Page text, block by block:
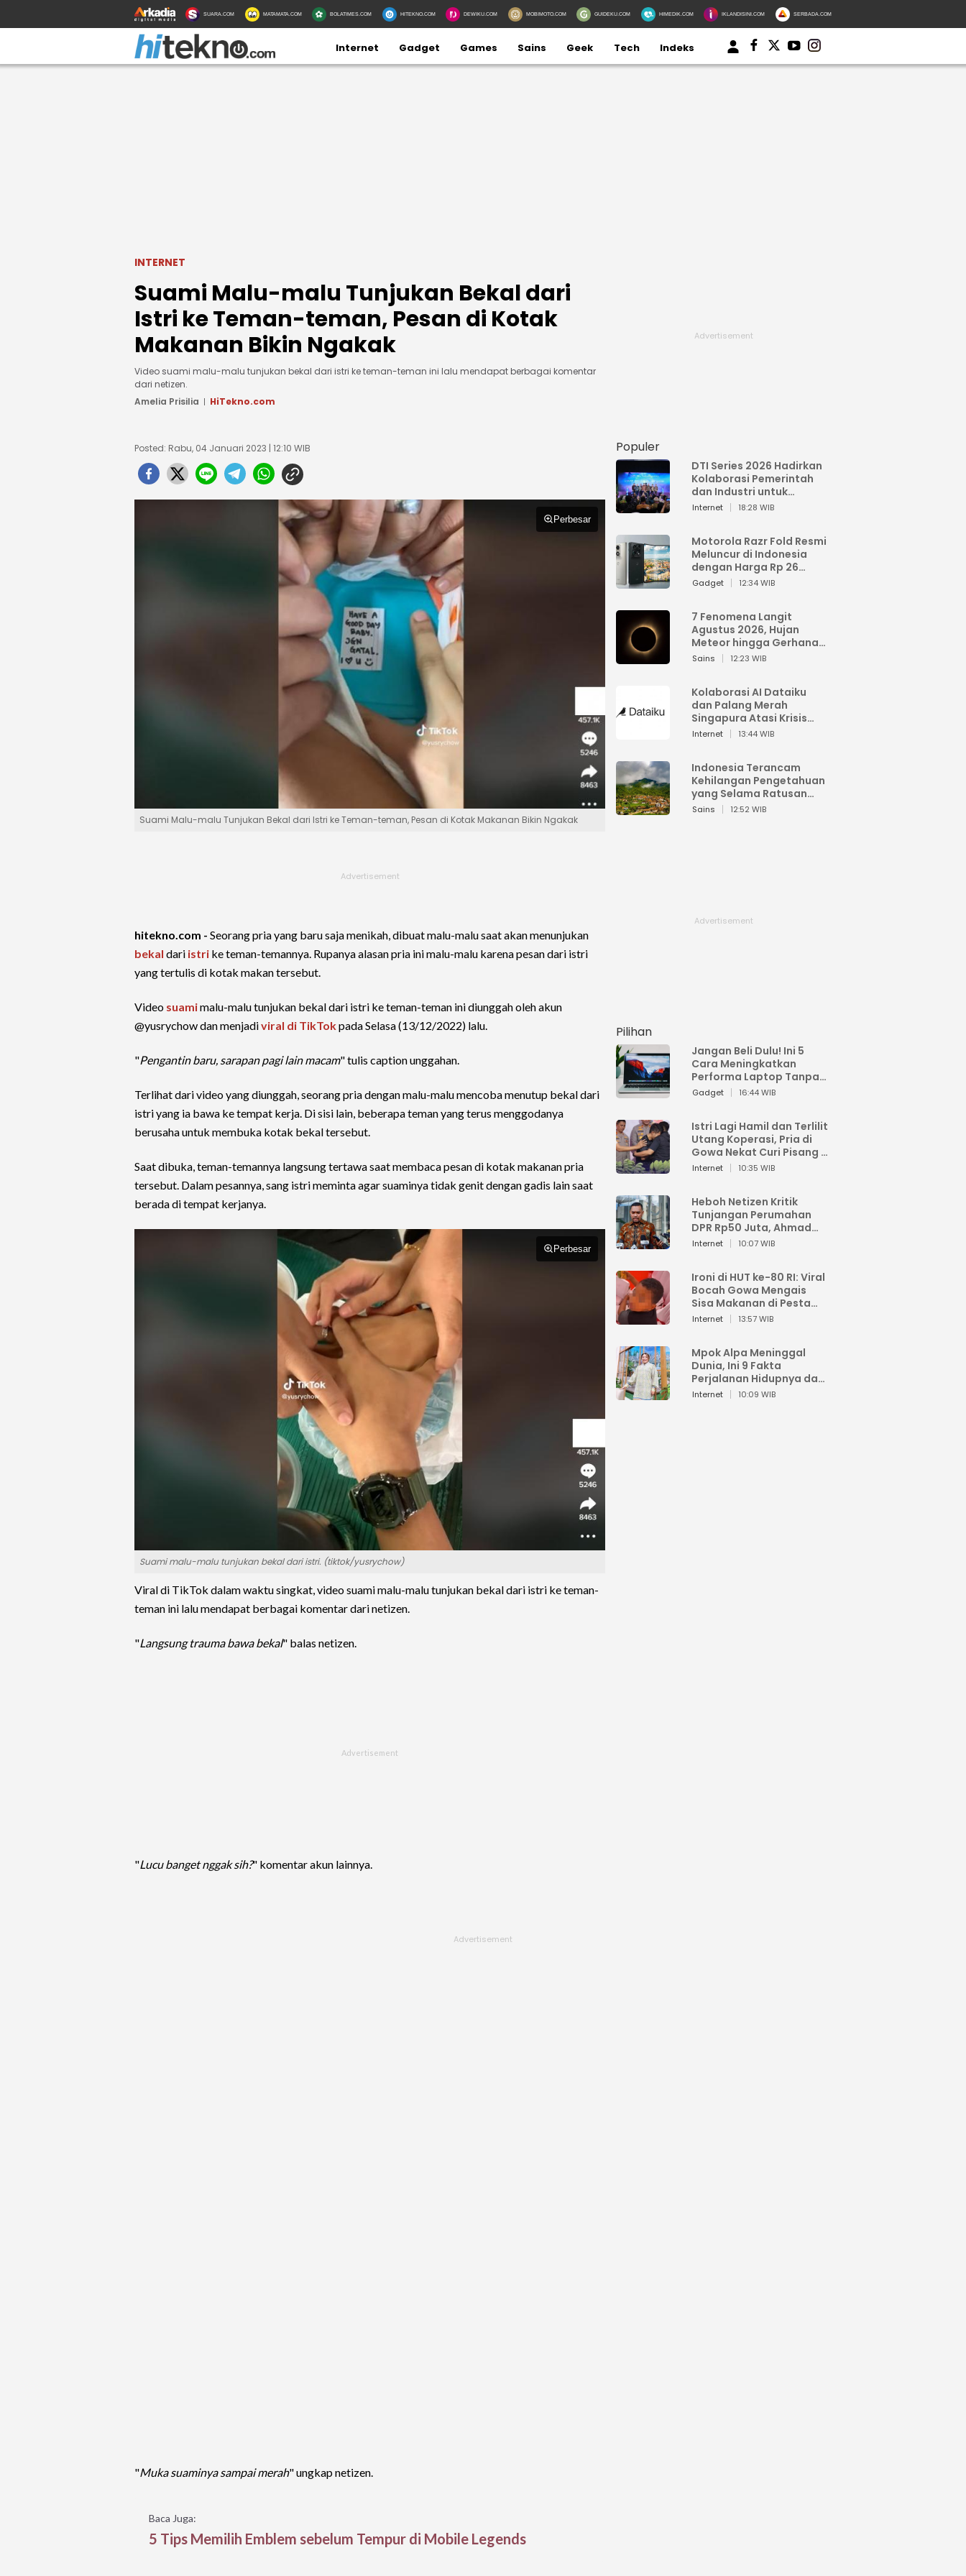
SUARA.COM MATAMATA.COM BOLATIMES.COM HITEKNO.COM DEWIKU.COM MOBIMOTO.COM GUIDEKU.COM HIMEDIK.COM IKLANDISINI.COM SERBADA.COM
Internet Gadget Games Sains Geek Tech Indeks
INTERNET
Suami Malu-malu Tunjukan Bekal dari
Istri ke Teman-teman, Pesan di Kotak
Makanan Bikin Ngakak
Video suami malu-malu tunjukan bekal dari istri ke teman-teman ini lalu mendapat berbagai komentar
dari netizen.
Amelia Prisilia
HiTekno.com
Posted: Rabu, 04 Januari 2023 | 12:10 WIB
Perbesar
Suami Malu-malu Tunjukan Bekal dari Istri ke Teman-teman, Pesan di Kotak Makanan Bikin Ngakak
hitekno.com - Seorang pria yang baru saja menikah, dibuat malu-malu saat akan menunjukan
bekal dari istri ke teman-temannya. Rupanya alasan pria ini malu-malu karena pesan dari istri
yang tertulis di kotak makan tersebut.
Video suamimalu-malu tunjukan bekal dari istri ke teman-teman ini diunggah oleh akun
@yusrychow dan menjadiviral di TikTokpada Selasa (13/12/2022) lalu.
"Pengantin baru, sarapan pagi lain macam" tulis caption unggahan.
Terlihat dari video yang diunggah, seorang pria dengan malu-malu mencoba menutup bekal dari
istri yang ia bawa ke tempat kerja. Di sisi lain, beberapa teman yang terus menggodanya
berusaha untuk membuka kotak bekal tersebut.
Saat dibuka, teman-temannya langsung tertawa saat membaca pesan di kotak makanan pria
tersebut. Dalam pesannya, sang istri meminta agar suaminya tidak genit dengan gadis lain saat
berada di tempat kerjanya.
Perbesar
Suami malu-malu tunjukan bekal dari istri. (tiktok/yusrychow)
Viral di TikTok dalam waktu singkat, video suami malu-malu tunjukan bekal dari istri ke teman-
teman ini lalu mendapat berbagai komentar dari netizen.
"Langsung trauma bawa bekal" balas netizen.
"Lucu banget nggak sih?" komentar akun lainnya.
"Muka suaminya sampai merah" ungkap netizen.
Baca Juga:
5 Tips Memilih Emblem sebelum Tempur di Mobile Legends
Populer
DTI Series 2026 Hadirkan
Kolaborasi Pemerintah
dan Industri untuk
Percepatan
Internet 18:28 WIB
Motorola Razr Fold Resmi
Meluncur di Indonesia
dengan Harga Rp 26
Jutaan
Gadget 12:34 WIB
7 Fenomena Langit
Agustus 2026, Hujan
Meteor hingga Gerhana
Matahari
Sains 12:23 WIB
Kolaborasi AI Dataiku
dan Palang Merah
Singapura Atasi Krisis
Bencana
Internet 13:44 WIB
Indonesia Terancam
Kehilangan Pengetahuan
yang Selama Ratusan
Tahun Menjaga Alam
Sains 12:52 WIB
Pilihan
Jangan Beli Dulu! Ini 5
Cara Meningkatkan
Performa Laptop Tanpa
Harus Beli Baru
Gadget 16:44 WIB
Istri Lagi Hamil dan Terlilit
Utang Koperasi, Pria di
Gowa Nekat Curi Pisang 4
Tandan Milik Tetangga,
Internet 10:35 WIB
Heboh Netizen Kritik
Tunjangan Perumahan
DPR Rp50 Juta, Ahmad
Sahroni: Enggak Senang
Internet 10:07 WIB
Ironi di HUT ke-80 RI: Viral
Bocah Gowa Mengais
Sisa Makanan di Pesta
Kemerdekaan
Internet 13:57 WIB
Mpok Alpa Meninggal
Dunia, Ini 9 Fakta
Perjalanan Hidupnya dari
Viral hingga Puncak
Internet 10:09 WIB